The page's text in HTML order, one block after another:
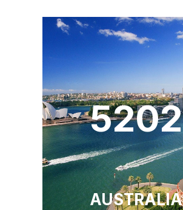
5202
AUSTRALIA